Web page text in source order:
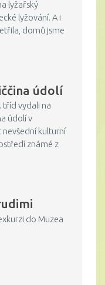
lyžařský
lyžování. A i
domů jsme
údolí
tříd vydali na
údolí v
nevšední kulturní
známé z
do Muzea